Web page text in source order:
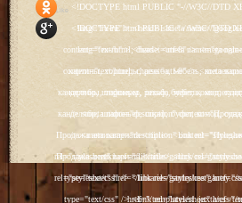
<!DOCTYPE html PUBLIC "-//W3C//DTD XHTML 1.0 Transitional//EN" "http://www.w3.org/TR/xhtml1/DTD/xhtml1-transitional.dtd"> <html xmlns="http://www.w3.org/1999/xhtml" xml:lang="ru-ru" lang="ru-ru" > <head> <meta name="google-site-verification" content="4vFPaFr8_T0N5uYcY4vh3M1DtIkbIJH6yDV7_NDqfJc" /> <base href="http://antik.1kzn.ru/" /> <meta http-equiv="content-type" content="text/html; charset=utf-8" /> <meta name="keywords" content="каталог антиквариат, часы продажа, старинные часы, напольные часы, настенные часы, каминные часы, мебель, старинные люстры, картины, торшеры, резьба, мебель, коллекционирование, чугунное литьё, предметы старины, реставрация, интерьер, модерн, классицизм, кресло, диван, мозаика, гарнитур, дуб, зеркало, светильник, канделябр, шифоньер, шкаф, буфет, комод, сундук, букинист, жирандоль, бронза" /> <meta name="rights" content="Продажа антиквариата http://antik.1kzn.ru" /> <meta name="author" content="Super User" /> <meta name="description" content="Продажа антиквариата, каталог антиквариата." /> <meta name="generator" content="Joomla! - Open Source Content Management" /> <title>Каталог антиквариата - Продажа антиквариата </title> <link rel="stylesheet" href="/plugins/system/rokbox/assets/styles/rokbox.css" type="text/css" /> <link rel="stylesheet" href="/libraries/gantry/css/grid-12.css" type="text/css" /> <link rel="stylesheet" href="/libraries/gantry/css/gantry.css" type="text/css" /> <link rel="stylesheet" href="/libraries/gantry/css/joomla.css" type="text/css" /> <link rel="stylesheet" href="/templates/rt_juxta/css/joomla.css" type="text/css" /> <link rel="stylesheet" href="/templates/rt_juxta/css/style1.css" type="text/css" /> <link
<!DOCTYPE html PUBLIC "-//W3C//DTD XHTML 1.0 Transitional//EN" "http://www.w3.org/TR/xhtml1/DTD/xhtml1-transitional.dtd"> <html xmlns="http://www.w3.org/1999/xhtml" xml:lang="ru-ru" lang="ru-ru" > <head> <meta name="google-site-verification" content="4vFPaFr8_T0N5uYcY4vh3M1DtIkbIJH6yDV7_NDqfJc" /> <base href="http://antik.1kzn.ru/" /> <meta http-equiv="content-type" content="text/html; charset=utf-8" /> <meta name="keywords" content="каталог антиквариат, часы продажа, старинные часы, напольные часы, настенные часы, каминные часы, мебель, старинные люстры, картины, торшеры, резьба, мебель, коллекционирование, чугунное литьё, предметы старины, реставрация, интерьер, модерн, классицизм, кресло, диван, мозаика, гарнитур, дуб, зеркало, светильник, канделябр, шифоньер, шкаф, буфет, комод, сундук, букинист, жирандоль, бронза" /> <meta name="rights" content="Продажа антиквариата http://antik.1kzn.ru" /> <meta name="author" content="Super User" /> <meta name="description" content="Продажа антиквариата, каталог антиквариата." /> <meta name="generator" content="Joomla! - Open Source Content Management" /> <title>Каталог антиквариата - Продажа антиквариата </title> <link rel="stylesheet" href="/plugins/system/rokbox/assets/styles/rokbox.css" type="text/css" /> <link rel="stylesheet" href="/libraries/gantry/css/grid-12.css" type="text/css" /> <link rel="stylesheet" href="/libraries/gantry/css/gantry.css" type="text/css" /> <link rel="stylesheet" href="/libraries/gantry/css/joomla.css" type="text/css" /> <link rel="stylesheet" href="/templates/rt_juxta/css/joomla.css" type="text/css" /> <link rel="stylesheet" href="/templates/rt_juxta/css/style1.css" type="text/css" /> <link
Social Like